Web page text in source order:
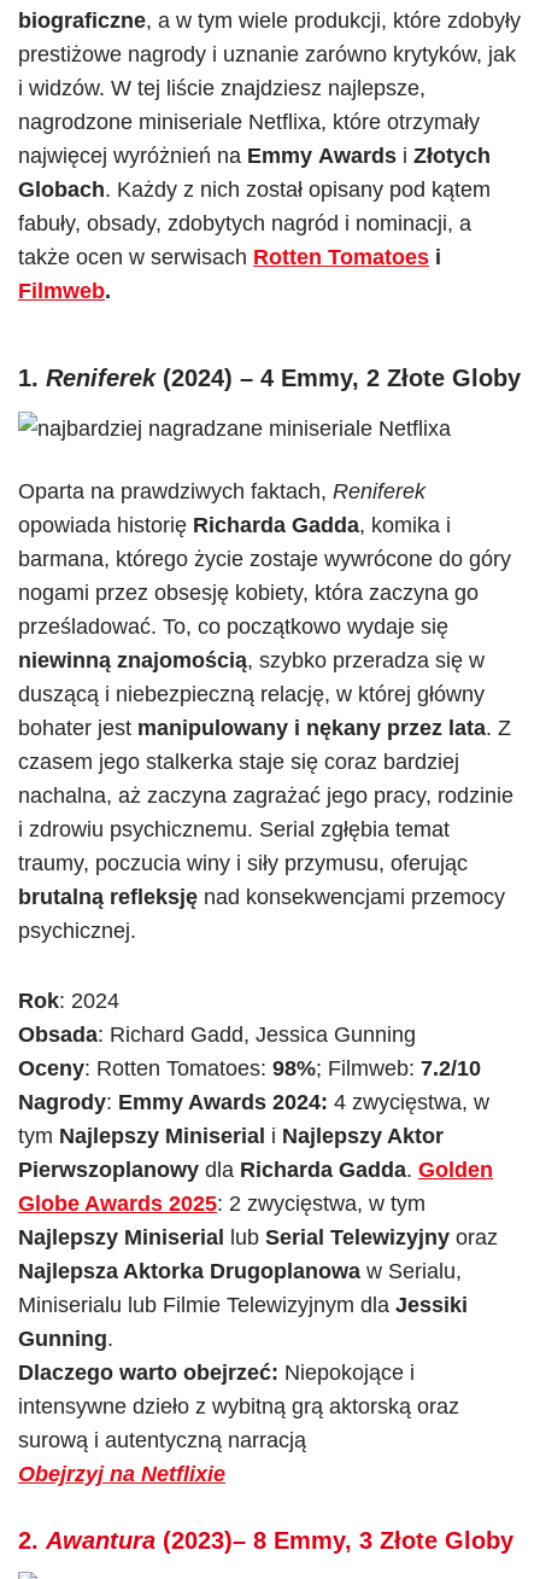
biograficzne, a w tym wiele produkcji, które zdobyły
prestiżowe nagrody i uznanie zarówno krytyków, jak
i widzów. W tej liście znajdziesz najlepsze,
nagrodzone miniseriale Netflixa, które otrzymały
najwięcej wyróżnień na Emmy Awards i Złotych
Globach. Każdy z nich został opisany pod kątem
fabuły, obsady, zdobytych nagród i nominacji, a
także ocen w serwisach Rotten Tomatoes i
Filmweb.
1. Reniferek (2024) – 4 Emmy, 2 Złote Globy
Oparta na prawdziwych faktach, Reniferek
opowiada historię Richarda Gadda, komika i
barmana, którego życie zostaje wywrócone do góry
nogami przez obsesję kobiety, która zaczyna go
prześladować. To, co początkowo wydaje się
niewinną znajomością, szybko przeradza się w
duszącą i niebezpieczną relację, w której główny
bohater jest manipulowany i nękany przez lata. Z
czasem jego stalkerka staje się coraz bardziej
nachalna, aż zaczyna zagrażać jego pracy, rodzinie
i zdrowiu psychicznemu. Serial zgłębia temat
traumy, poczucia winy i siły przymusu, oferując
brutalną refleksję nad konsekwencjami przemocy
psychicznej.
Rok: 2024
Obsada: Richard Gadd, Jessica Gunning
Oceny: Rotten Tomatoes: 98%; Filmweb: 7.2/10
Nagrody: Emmy Awards 2024: 4 zwycięstwa, w
tym Najlepszy Miniserial i Najlepszy Aktor
Pierwszoplanowy dla Richarda Gadda. Golden
Globe Awards 2025: 2 zwycięstwa, w tym
Najlepszy Miniserial
lub Serial Telewizyjny oraz
Najlepsza Aktorka Drugoplanowa w Serialu,
Miniserialu lub Filmie Telewizyjnym dla Jessiki
Gunning.
Dlaczego warto obejrzeć: Niepokojące i
intensywne dzieło z wybitną grą aktorską oraz
surową i autentyczną narracją
Obejrzyj na Netflixie
2. Awantura (2023)– 8 Emmy, 3 Złote Globy